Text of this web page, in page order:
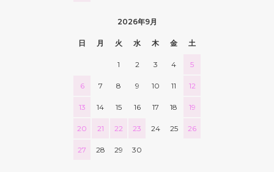
2026年9月
日 月 火 水 木 金 土
1 2 3 4 5
6 7 8 9 10 11 12
13 14 15 16 17 18 19
20 21 22 23 24 25 26
27 28 29 30